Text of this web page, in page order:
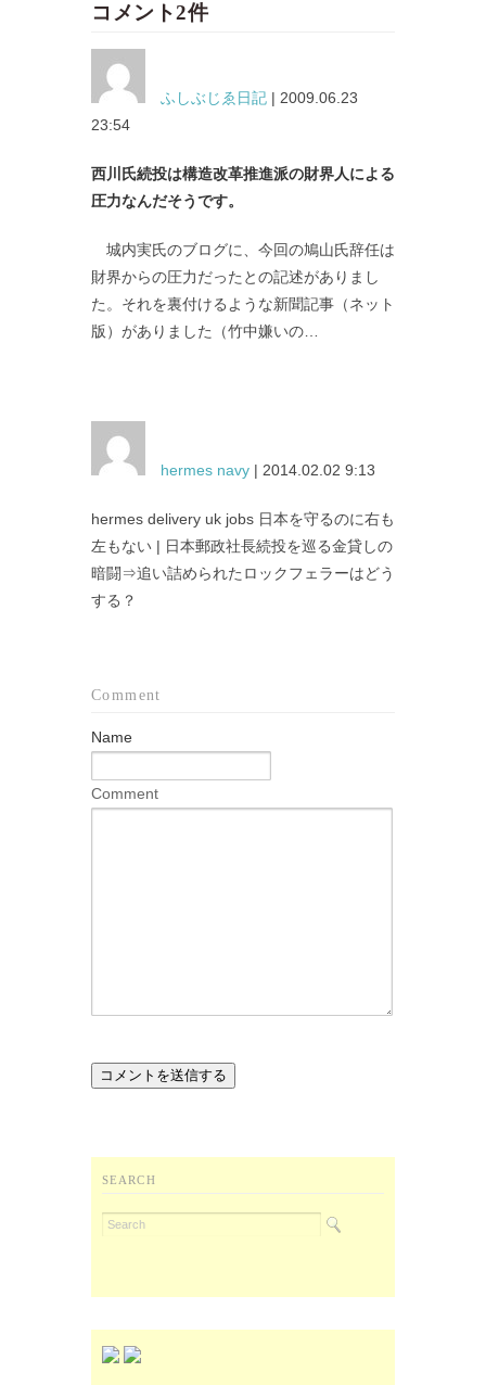
コメント2件
ふしぶじゑ日記 | 2009.06.23
23:54
西川氏続投は構造改革推進派の財界人による
圧力なんだそうです。
城内実氏のブログに、今回の鳩山氏辞任は
財界からの圧力だったとの記述がありまし
た。それを裏付けるような新聞記事（ネット
版）がありました（竹中嫌いの…
hermes navy | 2014.02.02 9:13
hermes delivery uk jobs 日本を守るのに右も
左もない | 日本郵政社長続投を巡る金貸しの
暗闘⇒追い詰められたロックフェラーはどう
する？
Comment
Name
Comment
SEARCH